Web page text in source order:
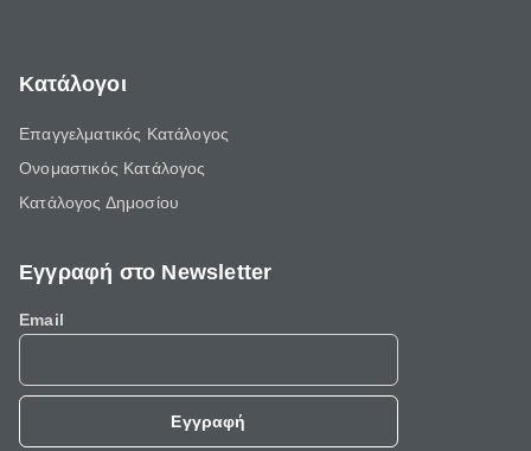
Κατάλογοι
Επαγγελματικός Κατάλογος
Ονομαστικός Κατάλογος
Κατάλογος Δημοσίου
Εγγραφή στο Newsletter
Email
Εγγραφή